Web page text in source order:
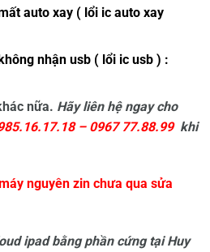
auto xay ( lổi ic auto xay
nhận usb ( lổi ic usb ) :
nữa. Hãy liên hệ ngay cho
– 0967 77.88.99khi
nguyên zin chưa qua sửa
ipad bằng phần cứng tại Huy